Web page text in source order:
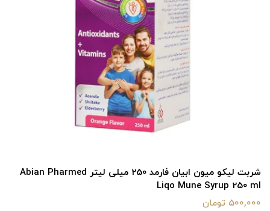
شربت لیکو میون ابیان فارمد 250 میلی لیتر Abian Pharmed
Liqo Mune Syrup 250 ml
500,000 تومان